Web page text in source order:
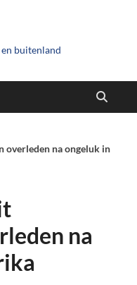
buitenland
overleden na ongeluk in
na